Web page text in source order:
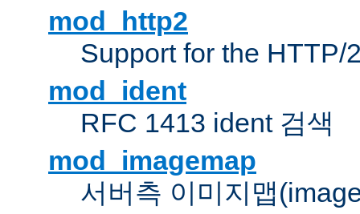
mod_http2
Support for the HTTP/
mod_ident
RFC 1413 ident 검색
mod_imagemap
서버측 이미지맵